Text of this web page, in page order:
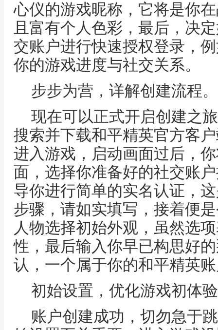
心仪的游戏昵称，它将是你
且富有个人色彩，最后，决
交账户进行快速授权登录，
你的游戏进度与社交关系。
步步为营，详解创建流程。
现在可以正式开启创建之
搜索并下载和平精英官方客
进入游戏，启动画面过后，
面，选择你准备好的社交账
导你进行简单的实名认证，
步骤，请如实填写，接着便
人物选择初始外观，虽然选
性，最后输入你早已构思好
认，一个属于你的和平精英
初始设置，优化游戏初体
账户创建成功，切勿急于